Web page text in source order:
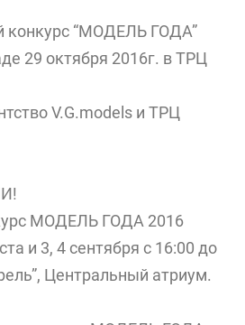
конкурс “МОДЕЛЬ ГОДА”
29 октября 2016г. в ТРЦ
V.G.models и ТРЦ
МОДЕЛЬ ГОДА 2016
и 3, 4 сентября с 16:00 до
Центральный атриум.